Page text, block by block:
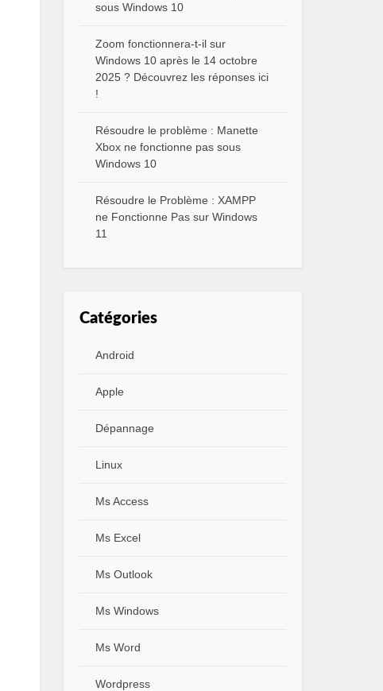
sous Windows 10
Zoom fonctionnera-t-il sur
Windows 10 après le 14 octobre
2025 ? Découvrez les réponses ici
!
Résoudre le problème : Manette
Xbox ne fonctionne pas sous
Windows 10
Résoudre le Problème : XAMPP
ne Fonctionne Pas sur Windows
11
Catégories
Android
Apple
Dépannage
Linux
Ms Access
Ms Excel
Ms Outlook
Ms Windows
Ms Word
Wordpress